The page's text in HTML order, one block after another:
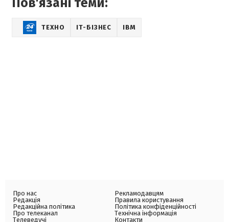
Пов'язані теми:
ТЕХНО IT-БІЗНЕС IBM
Про нас
Редакція
Редакційна політика
Про телеканал
Телеведучі
Рекламодавцям
Правила користування
Політика конфіденційності
Технічна інформація
Контакти